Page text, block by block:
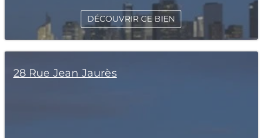
DÉCOUVRIR CE BIEN
28 Rue Jean Jaurès